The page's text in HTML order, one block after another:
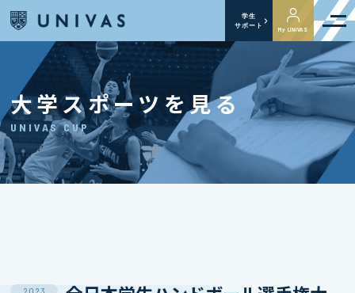
学生
サポート
My UNIVAS
大学スポーツを見る
UNIVAS CUP
2023